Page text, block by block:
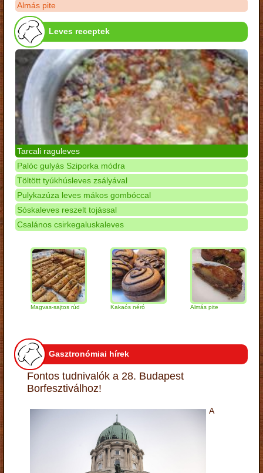
Almás pite
Leves receptek
Tarcali raguleves
Palóc gulyás Sziporka módra
Töltött tyúkhúsleves zsályával
Pulykazúza leves mákos gombóccal
Sóskaleves reszelt tojással
Csalános csirkegaluskaleves
Magvas-sajtos rúd Kakaós néró Almás pite
Gasztronómiai hírek
Fontos tudnivalók a 28. Budapest
Borfesztiválhoz!
A